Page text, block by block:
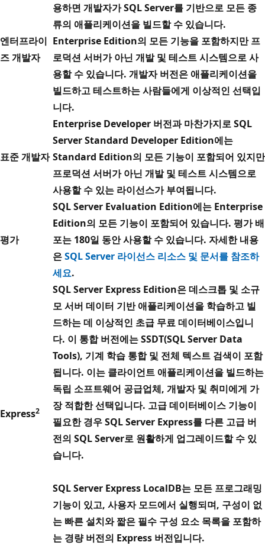
엔터프라이
즈 개발자
용하면 개발자가 SQL Server를 기반으로 모든 종
류의 애플리케이션을 빌드할 수 있습니다.
Enterprise Edition의 모든 기능을 포함하지만 프
로덕션 서버가 아닌 개발 및 테스트 시스템으로 사
용할 수 있습니다. 개발자 버전은 애플리케이션을
빌드하고 테스트하는 사람들에게 이상적인 선택입
니다.
표준 개발자
Enterprise Developer 버전과 마찬가지로 SQL
Server Standard Developer Edition에는
Standard Edition의 모든 기능이 포함되어 있지만
프로덕션 서버가 아닌 개발 및 테스트 시스템으로
사용할 수 있는 라이선스가 부여됩니다.
평가
SQL Server Evaluation Edition에는 Enterprise
Edition의 모든 기능이 포함되어 있습니다. 평가 배
포는 180일 동안 사용할 수 있습니다. 자세한 내용
은SQL Server 라이선스 리소스 및 문서를 참조하
세요.
Express2
SQL Server Express Edition은 데스크톱 및 소규
모 서버 데이터 기반 애플리케이션을 학습하고 빌
드하는 데 이상적인 초급 무료 데이터베이스입니
다. 이 통합 버전에는 SSDT(SQL Server Data
Tools), 기계 학습 통합 및 전체 텍스트 검색이 포함
됩니다. 이는 클라이언트 애플리케이션을 빌드하는
독립 소프트웨어 공급업체, 개발자 및 취미에게 가
장 적합한 선택입니다. 고급 데이터베이스 기능이
필요한 경우 SQL Server Express를 다른 고급 버
전의 SQL Server로 원활하게 업그레이드할 수 있
습니다.
SQL Server Express LocalDB는 모든 프로그래밍
기능이 있고, 사용자 모드에서 실행되며, 구성이 없
는 빠른 설치와 짧은 필수 구성 요소 목록을 포함하
는 경량 버전의 Express 버전입니다.